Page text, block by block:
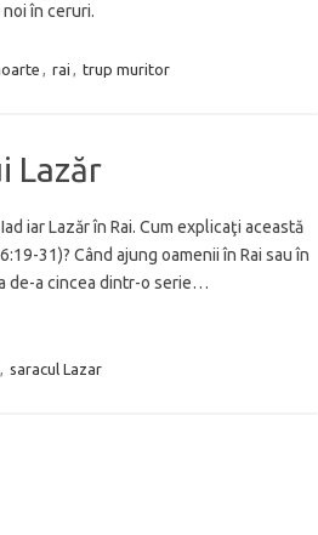
în ceruri.
, rai , trup muritor
Lazăr
iar Lazăr în Rai. Cum explicaţi această
31)? Când ajung oamenii în Rai sau în
de-a cincea dintr-o serie…
, saracul Lazar